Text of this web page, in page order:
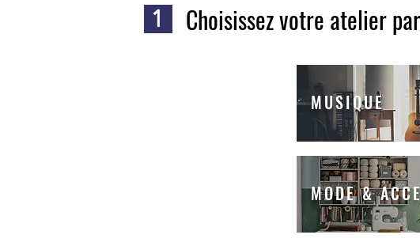
1 Choisissez votre atelier
MUSIQUE
MODE &